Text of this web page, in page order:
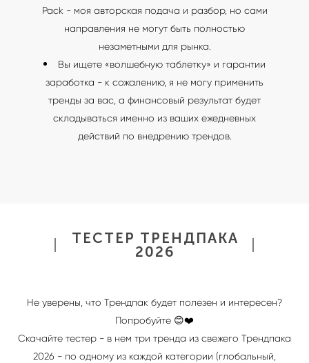
Pack - моя авторская подача и разбор, но сами
направления не могут быть полностью
незаметными для рынка.
Вы ищете «волшебную таблетку» и гарантии
заработка - к сожалению, я не могу применить
тренды за вас, а финансовый результат будет
складываться именно из ваших ежедневных
действий по внедрению трендов.
ТЕСТЕР ТРЕНДПАКА
2026
Не уверены, что Трендпак будет полезен и интересен?
Попробуйте 😊❤️
Скачайте тестер - в нем три тренда из свежего Трендпака
2026 - по одному из каждой категории (глобальный,